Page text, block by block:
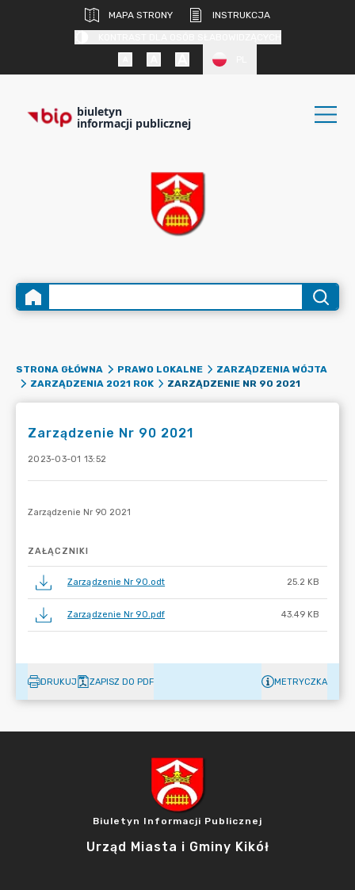
MAPA STRONY
INSTRUKCJA
biuletyn
informacji publicznej
STRONA GŁÓWNA PRAWO LOKALNE
ZARZĄDZENIA WÓJTA
ZARZĄDZENIA 2021 ROK
ZARZĄDZENIE NR 90 2021
Zarządzenie Nr 90 2021
2023-03-01 13:52
ZAŁĄCZNIKI
Zarządzenie Nr 90.odt 25.2 KB
Zarządzenie Nr 90.pdf 43.49 KB
DRUKUJ ZAPISZ DO PDF METRYCZKA
Biuletyn Informacji Publicznej
Urząd Miasta i Gminy Kikół